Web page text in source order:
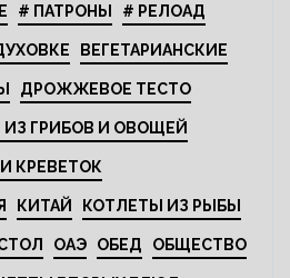
# ПАТРОНЫ # РЕЛОАД
ВЕГЕТАРИАНСКИЕ
ДРОЖЖЕВОЕ ТЕСТО
ИЗ ГРИБОВ И ОВОЩЕЙ
КРЕВЕТОК
КИТАЙ КОТЛЕТЫ ИЗ РЫБЫ
ОАЭ ОБЕД ОБЩЕСТВО